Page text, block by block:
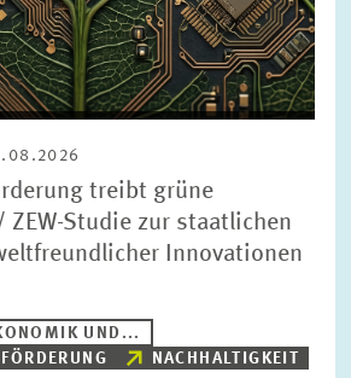
MEHR ZUM ZEW
JAHRESBERICHT
treibt grüne
Studie zur staatlichen
Innovationen
UND...
NACHHALTIGKEIT